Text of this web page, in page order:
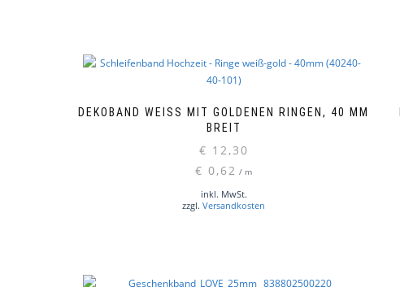
DEKOBAND WEISS MIT GOLDENEN RINGEN, 40 MM B
REIT
€ 12,30
€ 0,62 / m
inkl. MwSt.
zzgl.Versandkosten